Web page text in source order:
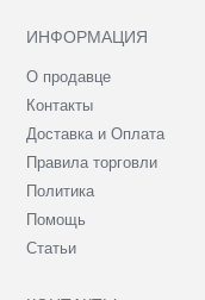
ИНФОРМАЦИЯ
О продавце
Контакты
Доставка и Оплата
Правила торговли
Политика
Помощь
Статьи